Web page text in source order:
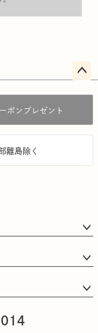
へ
ポンプレゼント
離島除く